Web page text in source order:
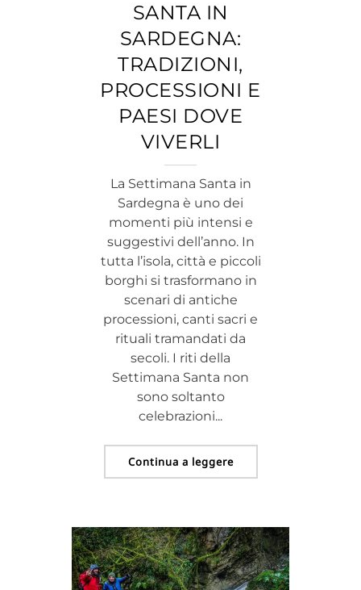
SANTA IN
SARDEGNA:
TRADIZIONI,
PROCESSIONI E
PAESI DOVE
VIVERLI
La Settimana Santa in
Sardegna è uno dei
momenti più intensi e
suggestivi dell’anno. In
tutta l’isola, città e piccoli
borghi si trasformano in
scenari di antiche
processioni, canti sacri e
rituali tramandati da
secoli. I riti della
Settimana Santa non
sono soltanto
celebrazioni...
Continua a leggere